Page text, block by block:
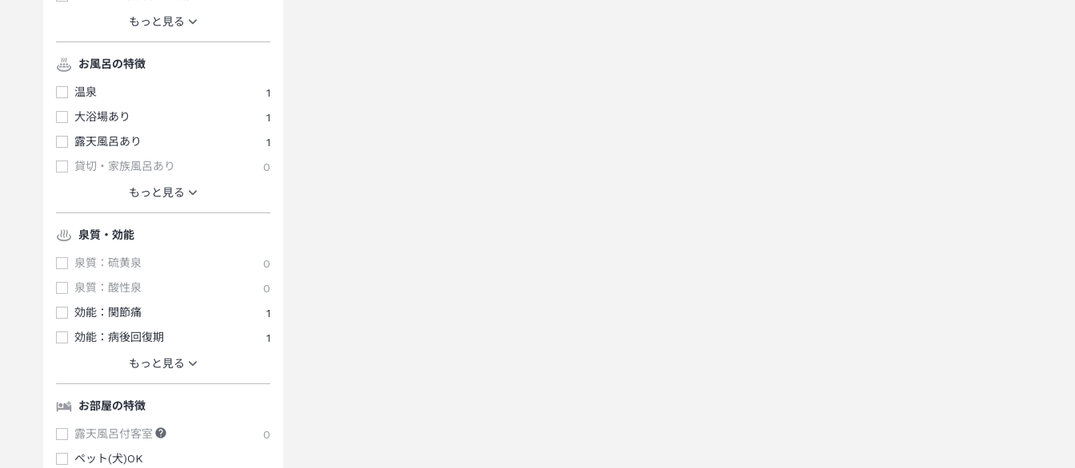
もっと見る
お風呂の特徴
温泉
1
大浴場あり
1
露天風呂あり
1
貸切・家族風呂あり
0
もっと見る
泉質・効能
泉質：硫黄泉
0
泉質：酸性泉
0
効能：関節痛
1
効能：病後回復期
1
もっと見る
お部屋の特徴
露天風呂付客室
0
ペット(犬)OK